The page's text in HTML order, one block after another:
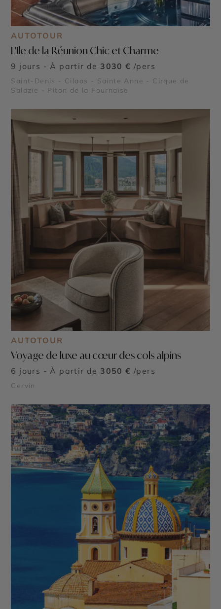
AUTOTOUR
L'Ile de la Réunion Chic et Charme
9 jours - À partir de 3030 € /pers
Saint-Denis - Cilaos - Sainte Anne - Cirque de
Salazie - Piton de la Fournaise
AUTOTOUR
Voyage de luxe au cœur des cols alpins
6 jours - À partir de 3050 € /pers
Cervin